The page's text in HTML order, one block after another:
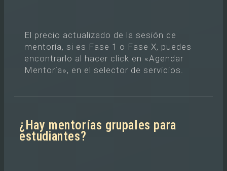
El precio actualizado de la sesión de
mentoría, si es Fase 1 o Fase X, puedes
encontrarlo al hacer click en «Agendar
Mentoría», en el selector de servicios.
¿Hay mentorías grupales para
estudiantes?